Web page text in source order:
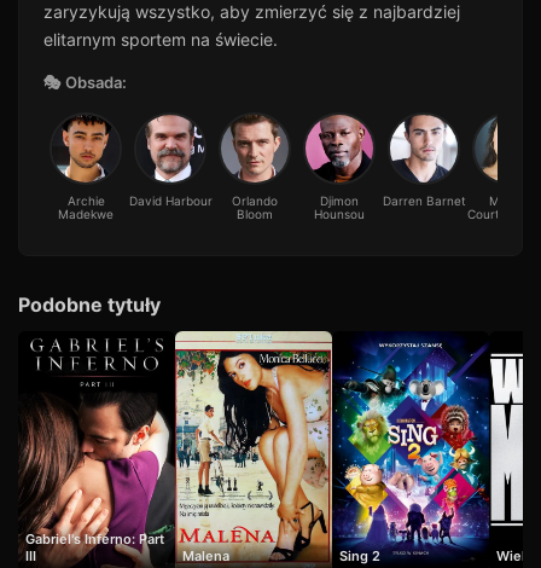
zaryzykują wszystko, aby zmierzyć się z najbardziej
elitarnym sportem na świecie.
🎭 Obsada:
Archie
Madekwe
David Harbour
Orlando
Bloom
Djimon
Hounsou
Darren Barnet
Maeve
Courtier-
Podobne tytuły
Gabriel's Inferno: Part
III
Malena Sing 2 Wielki